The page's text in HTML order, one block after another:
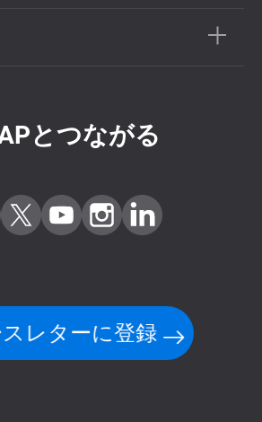
とつながる
レターに登録